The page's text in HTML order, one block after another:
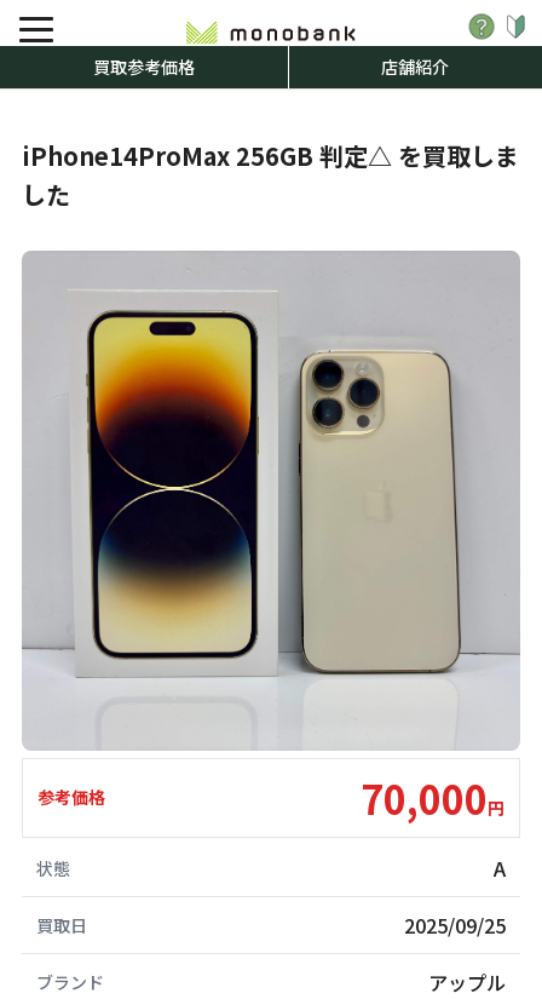
買取参考価格 店舗紹介
iPhone14ProMax 256GB 判定△ を買取しま
した
参考価格 70,000円
状態 A
買取日 2025/09/25
ブランド アップル